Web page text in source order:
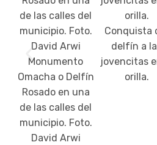
Monumento
Omacha o Delfín
Rosado en una
de las calles del
municipio. Foto.
David Arwi
Conquista
delfín a
jovencitas
orilla.